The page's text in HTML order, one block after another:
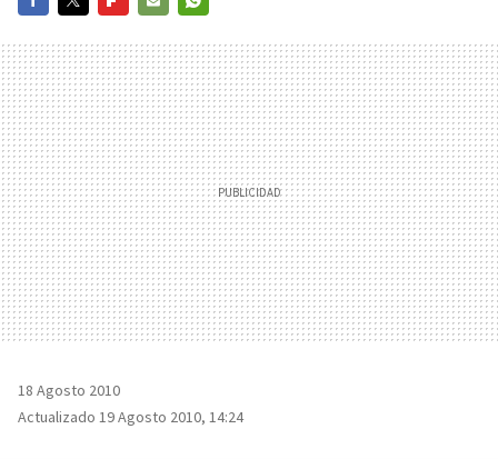
MAIL
18 Agosto 2010
Actualizado 19 Agosto 2010, 14:24